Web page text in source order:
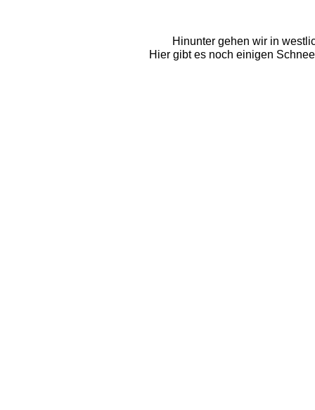
Hinunter gehen wir in
Hier gibt es noch einigen